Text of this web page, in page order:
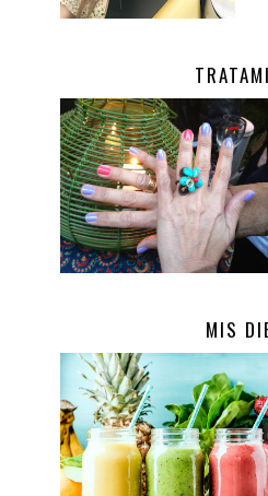
MIS